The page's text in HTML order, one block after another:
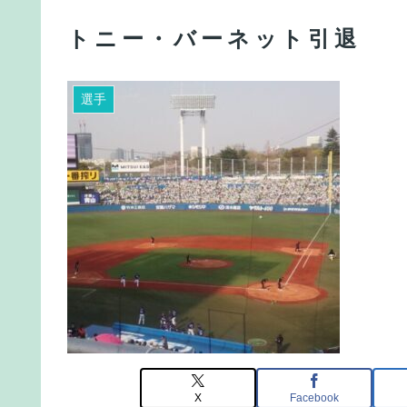
トニー・バーネット引退
選手
X Facebook